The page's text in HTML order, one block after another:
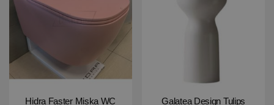
Hidra Faster Miska WC
Galatea Design Tulips